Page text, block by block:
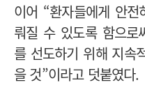
이어 “환자들에게 안
뤄질 수 있도록 함으로
를 선도하기 위해 지속
을 것”이라고 덧붙였다.